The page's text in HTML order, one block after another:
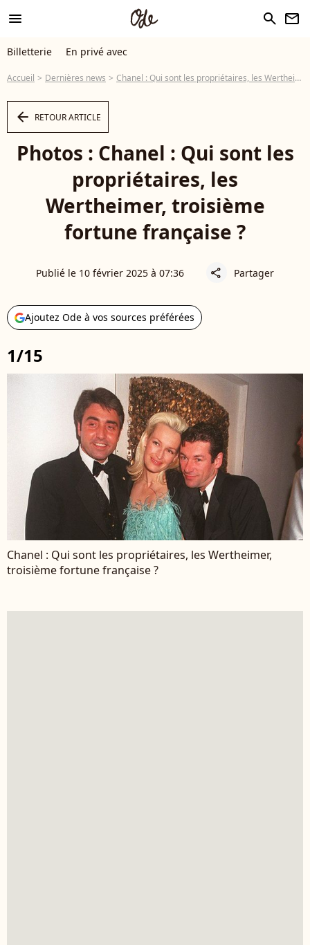
menu search newsletter
Billetterie En privé avec
Accueil Dernières news Chanel : Qui sont les propriétaires, les Wertheimer, troisième fortune française ?
arrow_left RETOUR ARTICLE
Photos : Chanel : Qui sont les
propriétaires, les
Wertheimer, troisième
fortune française ?
Publié le 10 février 2025 à 07:36 share Partager
Ajoutez Ode à vos sources préférées
1/15
Chanel : Qui sont les propriétaires, les Wertheimer,
troisième fortune française ?